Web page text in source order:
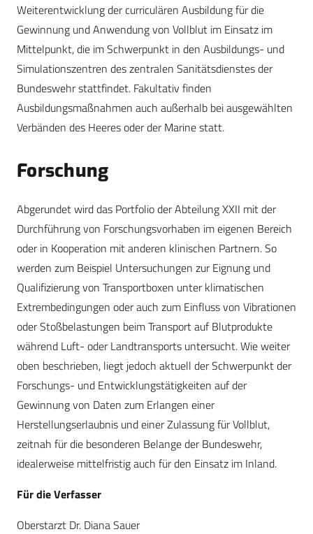
Weiterentwicklung der curriculären Ausbildung für die
Gewinnung und Anwendung von Vollblut im Einsatz im
Mittelpunkt, die im Schwerpunkt in den Ausbildungs- und
Simulationszentren des zentralen Sanitätsdienstes der
Bundeswehr stattfindet. Fakultativ finden
Ausbildungsmaßnahmen auch außerhalb bei ausgewählten
Verbänden des Heeres oder der Marine statt.
Forschung
Abgerundet wird das Portfolio der Abteilung XXII mit der
Durchführung von Forschungsvorhaben im eigenen Bereich
oder in Kooperation mit anderen klinischen Partnern. So
werden zum Beispiel Untersuchungen zur Eignung und
Qualifizierung von Transportboxen unter klimatischen
Extrembedingungen oder auch zum Einfluss von Vibrationen
oder Stoßbelastungen beim Transport auf Blutprodukte
während Luft- oder Landtransports untersucht. Wie weiter
oben beschrieben, liegt jedoch aktuell der Schwerpunkt der
Forschungs- und Entwicklungstätigkeiten auf der
Gewinnung von Daten zum Erlangen einer
Herstellungserlaubnis und einer Zulassung für Vollblut,
zeitnah für die besonderen Belange der Bundeswehr,
idealerweise mittelfristig auch für den Einsatz im Inland.
Für die Verfasser
Oberstarzt Dr. Diana Sauer